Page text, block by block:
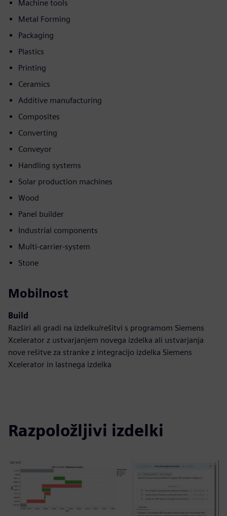
Machine tools
Metal Forming
Packaging
Plastics
Printing
Ceramics
Additive manufacturing
Composites
Converting
Conveyor
Handling systems
Solar production machines
Wood
Panel builder
Industrial components
Multi-carrier-system
Stone
Mobilnost
Build
Razširi ali gradi na izdelku/rešitvi s programom Siemens
Xcelerator z ustvarjanjem novega izdelka ali ustvarjanja
nove rešitve za stranke z integracijo izdelka Siemens
Xcelerator in lastnega izdelka
Razpoložljivi izdelki